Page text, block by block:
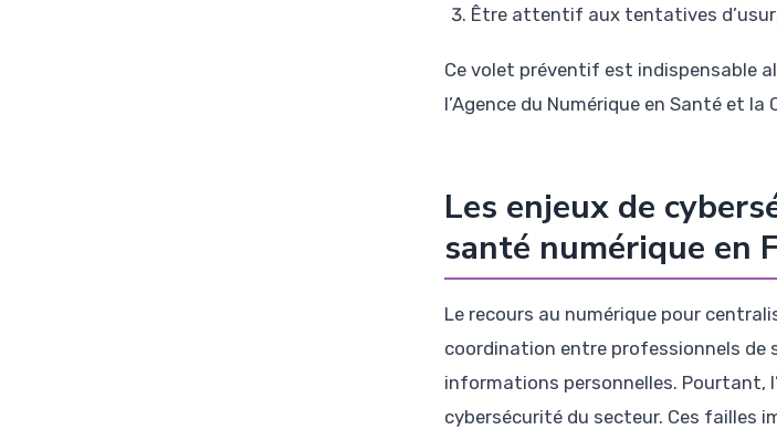
Être attentif aux tentatives
Ce volet préventif est indispensable
l’Agence du Numérique en Santé et la
Les enjeux de
santé numérique en
Le recours au numérique pour
coordination entre professionnels
informations personnelles. Pourtant,
cybersécurité du secteur. Ces failles